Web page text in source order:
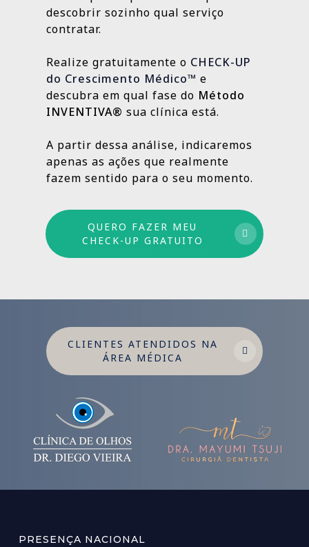
Fazer meu CHECK-UP Gratuito
resultados e aprimorando o que ainda
pode crescer.
Outras, como SEO Médico, Gestão do Blog e
construção de autoridade digital, são
resultados sólidos e duradouros ao longo
do tempo.
Por isso trabalhamos com um método
médio e longo prazo para garantir
crescimento sustentável.
descobrir sozinho qual serviço
contratar.
Realize gratuitamente o CHECK-UP
do Crescimento Médico™ e
descubra em qual fase do Método
INVENTIVA® sua clínica está.
A partir dessa análise, indicaremos
apenas as ações que realmente
fazem sentido para o seu momento.
QUERO FAZER MEU
CHECK-UP GRATUITO
CLIENTES ATENDIDOS NA
ÁREA MÉDICA
PRESENÇA NACIONAL